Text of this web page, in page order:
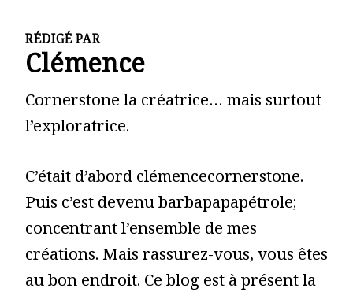
RÉDIGÉ PAR
Clémence
Cornerstone la créatrice… mais surtout
l’exploratrice.
C’était d’abord clémencecornerstone.
Puis c’est devenu barbapapapétrole;
concentrant l’ensemble de mes
créations. Mais rassurez-vous, vous êtes
au bon endroit. Ce blog est à présent la